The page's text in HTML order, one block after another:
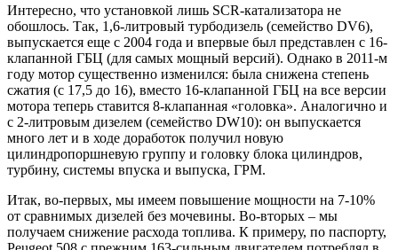
Интересно, что установкой лишь SCR-катализатора не
обошлось. Так, 1,6-литровый турбодизель (семейство DV6),
выпускается еще с 2004 года и впервые был представлен с 16-
клапанной ГБЦ (для самых мощный версий). Однако в 2011-м
году мотор существенно изменился: была снижена степень
сжатия (с 17,5 до 16), вместо 16-клапанной ГБЦ на все версии
мотора теперь ставится 8-клапанная «головка». Аналогично и
с 2-литровым дизелем (семейство DW10): он выпускается
много лет и в ходе доработок получил новую
цилиндропоршневую группу и головку блока цилиндров,
турбину, системы впуска и выпуска, ГРМ.
Итак, во-первых, мы имеем повышение мощности на 7-10%
от сравнимых дизелей без мочевины. Во-вторых – мы
получаем снижение расхода топлива. К примеру, по паспорту,